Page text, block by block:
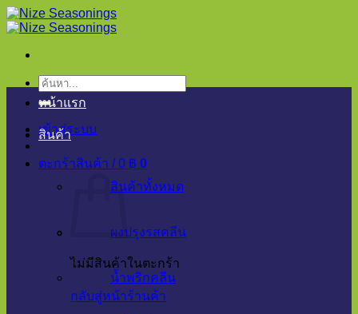
ข้าม
ไป
เนื้อหา
ค้นหา:
เข้าสู่ระบบ
ตะกร้าสินค้า /0 ฿ 0
ไม่มีสินค้าในตะกร้า
กลับสู่หน้าร้านค้า
หน้าแรก
สินค้า
สินค้าทั้งหมด
ผงปรุงรสคลีน
น้ำพริกคลีน